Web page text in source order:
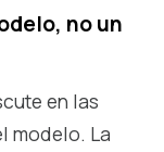
no un
en las
modelo. La